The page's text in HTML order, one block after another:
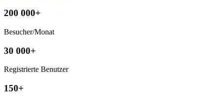
200 000+
Besucher/Monat
30 000+
Registrierte Benutzer
150+